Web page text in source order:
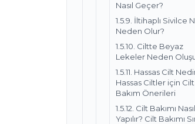
Nasıl Geçer?
1.5.9. İltihaplı Sivilce
Neden Olur?
1.5.10. Ciltte Beyaz
Lekeler Neden
1.5.11. Hassas Cilt
Hassas Ciltler için Cilt
Bakım Önerileri
1.5.12. Cilt Bakımı Nasıl
Yapılır? Cilt Bakımı